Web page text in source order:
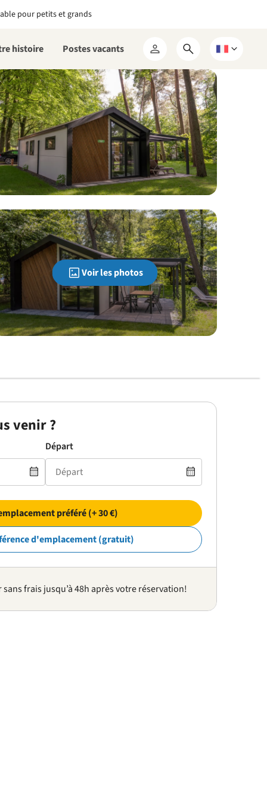
pour petits et grands
histoire Postes vacants
Mon
RCN
Ouvrir
le
formulaire
de
recherche
Choisissez
langue
Voir les photos
venir ?
Départ
préféré (+ 30 €)
d'emplacement (gratuit)
frais jusqu’à 48h après votre réservation!